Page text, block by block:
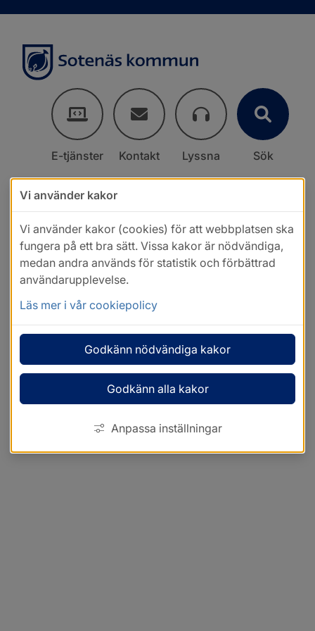
E-tjänster Kontakt Lyssna Sök
Vi använder kakor
Vi använder kakor (cookies) för att webbplatsen ska
fungera på ett bra sätt. Vissa kakor är nödvändiga,
medan andra används för statistik och förbättrad
användarupplevelse.
Läs mer i vår cookiepolicy
Godkänn nödvändiga kakor
Godkänn alla kakor
Anpassa inställningar